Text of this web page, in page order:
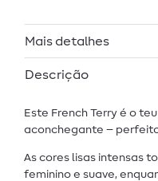
Mais detalhes
Descrição
Este French Terry é o
aconchegante –
As cores lisas intensas
feminino e suave,